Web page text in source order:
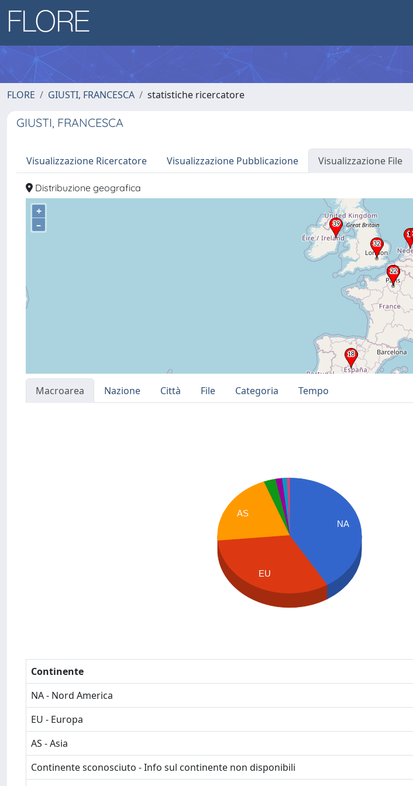
FLORE GIUSTI, FRANCESCA statistiche ricercatore
GIUSTI, FRANCESCA
Visualizzazione Ricercatore Visualizzazione Pubblicazione Visualizzazione File
Distribuzione geografica
+
–
Macroarea Nazione Città File Categoria
Tempo
NA
AS
EU
Continente
NA - Nord America
EU - Europa
AS - Asia
Continente sconosciuto - Info sul continente non disponibili